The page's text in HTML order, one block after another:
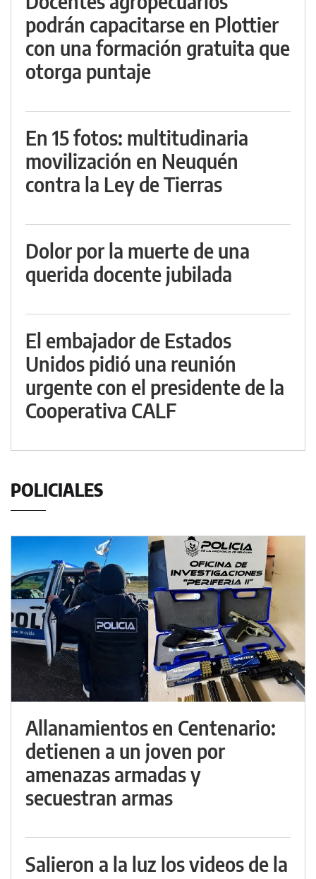
podrán capacitarse en Plottier
con una formación gratuita que
otorga puntaje
En 15 fotos: multitudinaria
movilización en Neuquén
contra la Ley de Tierras
Dolor por la muerte de una
querida docente jubilada
El embajador de Estados
Unidos pidió una reunión
urgente con el presidente de la
Cooperativa CALF
POLICIALES
Allanamientos en Centenario:
detienen a un joven por
amenazas armadas y
secuestran armas
Salieron a la luz los videos de la